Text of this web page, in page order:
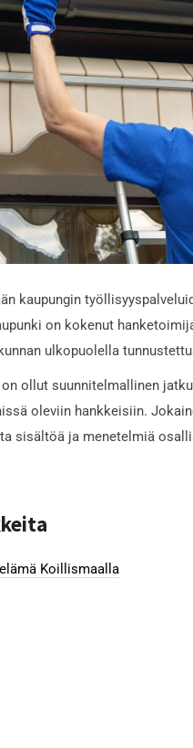
kaupungin
on kokenut
ulkopuolella
ollut suunnitelmallinen
oleviin hankkeisiin.
sisältöä ja menetelmiä
Koillismaalla